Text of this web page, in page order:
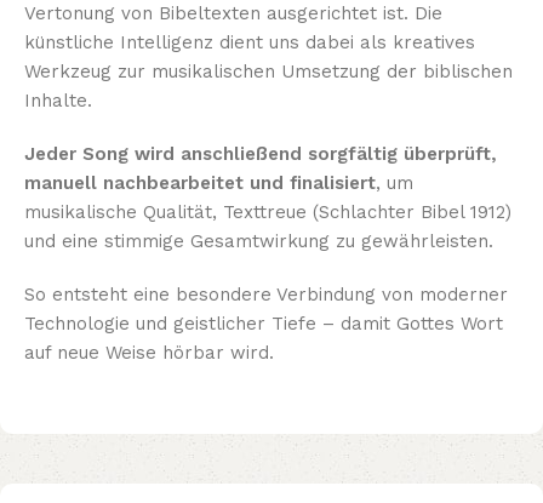
Vertonung von Bibeltexten ausgerichtet ist. Die
künstliche Intelligenz dient uns dabei als kreatives
Werkzeug zur musikalischen Umsetzung der biblischen
Inhalte.
Jeder Song wird anschließend sorgfältig überprüft,
manuell nachbearbeitet und finalisiert, um
musikalische Qualität, Texttreue (Schlachter Bibel 1912)
und eine stimmige Gesamtwirkung zu gewährleisten.
So entsteht eine besondere Verbindung von moderner
Technologie und geistlicher Tiefe – damit Gottes Wort
auf neue Weise hörbar wird.